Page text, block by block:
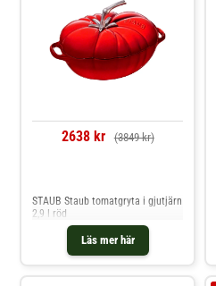
2638 kr (3849 kr)
Läs mer här
STAUB Staub tomatgryta i gjutjärn
2,9 l röd